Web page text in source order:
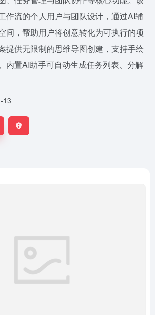
作流的个人用户与团队设计，通过AI辅
间，帮助用户将创意转化为可执行的项
提供无限制的思维导图创建，支持手绘
内置AI助手可自动生成任务列表、分解
13